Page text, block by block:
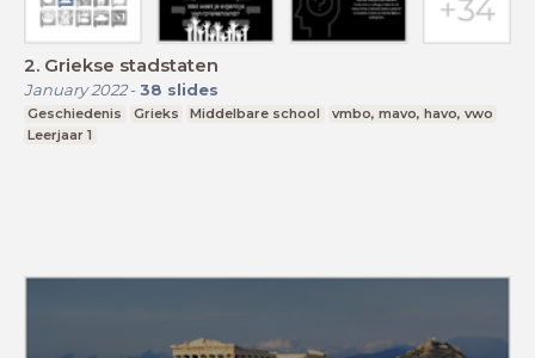
2. Griekse stadstaten
January 2022- 38 slides
Geschiedenis Grieks Middelbare school
vmbo, mavo, havo, vwo
Leerjaar 1